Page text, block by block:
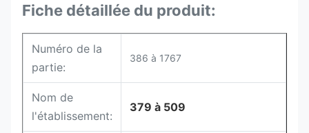
Fiche détaillée du produit:
Numéro de la
partie:
386 à 1767
Nom de
l'établissement:
379 à 509